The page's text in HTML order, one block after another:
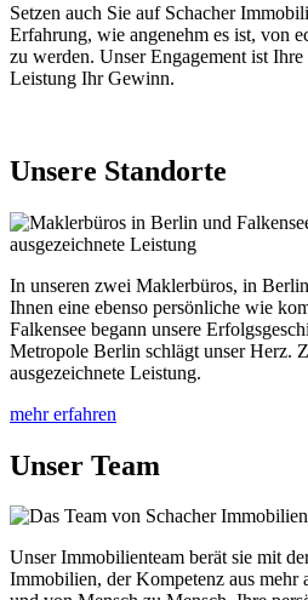
Setzen auch Sie auf Schacher
Erfahrung, wie angenehm es ist, von
zu werden. Unser Engagement ist
Leistung Ihr Gewinn.
Unsere Standorte
In unseren zwei Maklerbüros, in
Ihnen eine ebenso persönliche wie
Falkensee begann unsere
Metropole Berlin schlägt unser Herz.
ausgezeichnete Leistung.
mehr erfahren
Unser Team
Unser Immobilienteam berät sie mit
Immobilien, der Kompetenz aus mehr